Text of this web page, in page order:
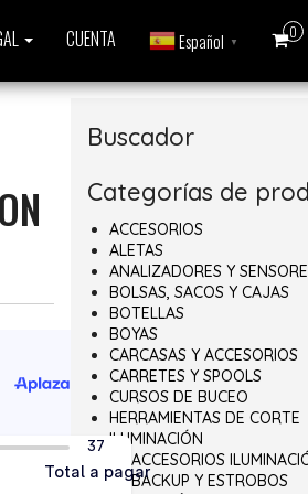
0
CUENTA Español ▼
Buscador
Categorías de
ACCESORIOS
ALETAS
ANALIZADORES Y
BOLSAS, SACOS Y CAJAS
BOTELLAS
BOYAS
CARCASAS Y ACCESORIOS
CARRETES Y SPOOLS
CURSOS DE BUCEO
HERRAMIENTAS DE CORTE
ILUMINACIÓN
ACCESORIOS
BACKUP Y ESTROBOS